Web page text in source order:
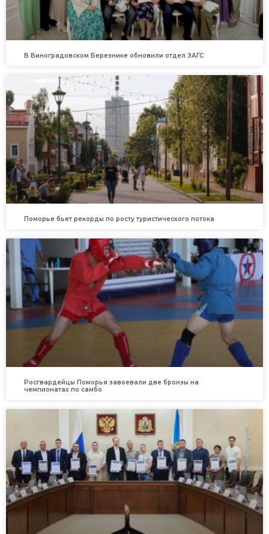
В Виноградовском Березнике обновили отдел ЗАГС
Поморье бьет рекорды по росту туристического потока
Росгвардейцы Поморья завоевали две бронзы на
чемпионатах по самбо